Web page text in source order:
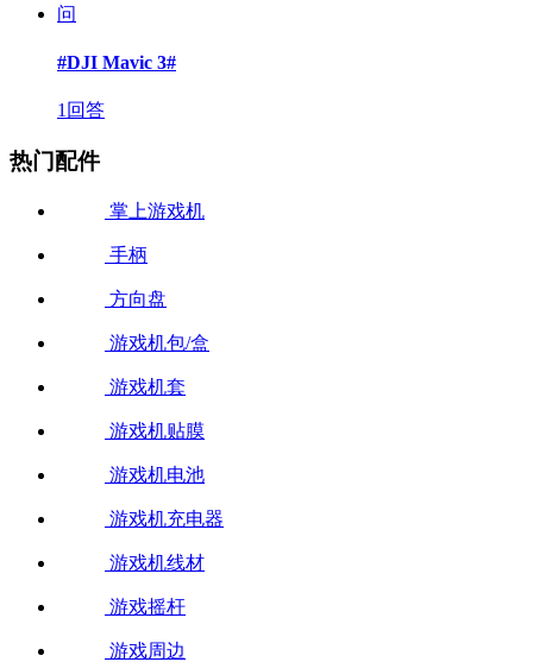
问
#DJI Mavic 3#
1回答
热门配件
掌上游戏机
手柄
方向盘
游戏机包/盒
游戏机套
游戏机贴膜
游戏机电池
游戏机充电器
游戏机线材
游戏摇杆
游戏周边